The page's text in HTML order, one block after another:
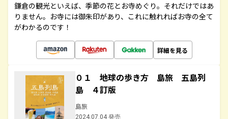
鎌倉の観光といえば、季節の花とお寺めぐり。それだけではあ
りません。お寺には御朱印があり、これに触れればお寺の全て
がわかるのです！
詳細を見る
０１ 地球の歩き方 島旅 五島列
島 ４訂版
島旅
2024.07.04 発売